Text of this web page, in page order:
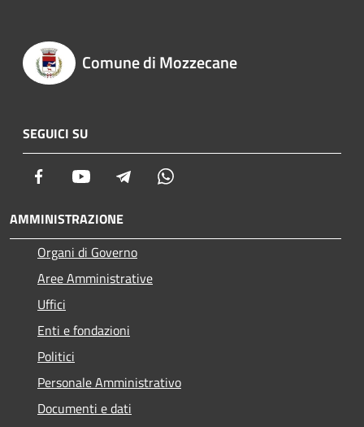
Comune di Mozzecane
SEGUICI SU
Facebook Youtube Telegram
AMMINISTRAZIONE
Organi di Governo
Aree Amministrative
Uffici
Enti e fondazioni
Politici
Personale Amministrativo
Documenti e dati